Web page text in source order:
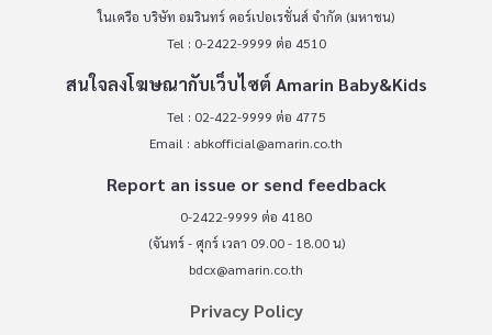
ในเครือ บริษัท อมรินทร์ คอร์เปอเรชั่นส์ จำกัด (มหาชน)
Tel : 0-2422-9999 ต่อ 4510
สนใจลงโฆษณากับเว็บไซต์ Amarin Baby&Kids
Tel : 02-422-9999 ต่อ 4775
Email : abkofficial@amarin.co.th
Report an issue or send feedback
0-2422-9999 ต่อ 4180
(จันทร์ - ศุกร์ เวลา 09.00 - 18.00 น)
bdcx@amarin.co.th
Privacy Policy